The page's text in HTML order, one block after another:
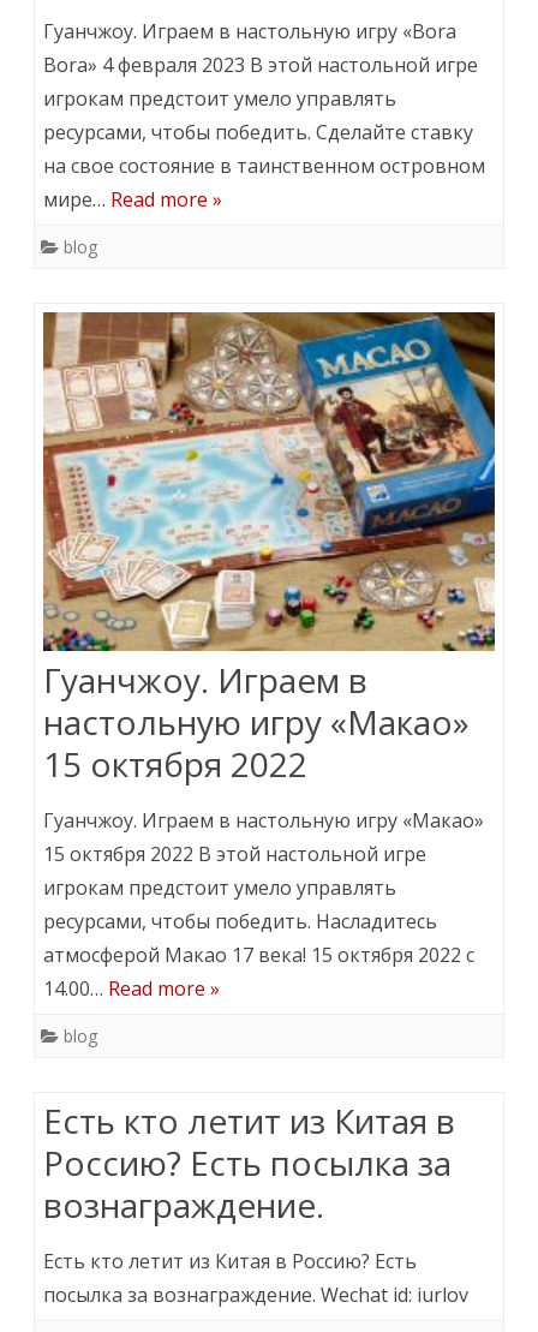
Гуанчжоу. Играем в настольную игру «Bora
Bora» 4 февраля 2023 В этой настольной игре
игрокам предстоит умело управлять
ресурсами, чтобы победить. Сделайте ставку
на свое состояние в таинственном островном
мире… Read more »
blog
Гуанчжоу. Играем в
настольную игру «Макао»
15 октября 2022
Гуанчжоу. Играем в настольную игру «Макао»
15 октября 2022 В этой настольной игре
игрокам предстоит умело управлять
ресурсами, чтобы победить. Насладитесь
атмосферой Макао 17 века! 15 октября 2022 с
14.00… Read more »
blog
Есть кто летит из Китая в
Россию? Есть посылка за
вознаграждение.
Есть кто летит из Китая в Россию? Есть
посылка за вознаграждение. Wechat id: iurlov